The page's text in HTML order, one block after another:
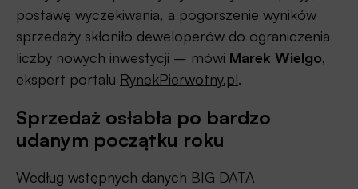
postawę wyczekiwania, a pogorszenie wyników
sprzedaży skłoniło deweloperów do ograniczenia
liczby nowych inwestycji – mówi Marek Wielgo,
ekspert portalu RynekPierwotny.pl.
Sprzedaż osłabła po bardzo
udanym początku roku
Według wstępnych danych BIG DATA